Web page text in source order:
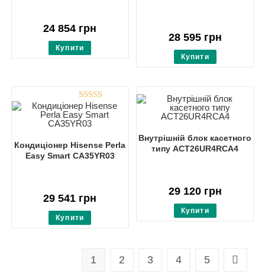
24 854 грн
Купити
28 595грн
Купити
Rated5.00
out of 5
Кондиціонер Hisense Perla
Easy Smart CA35YR03
29 541 грн
Купити
Внутрішній блок касетного
типу ACT26UR4RCA4
29 120грн
Купити
1 2 3 4 5